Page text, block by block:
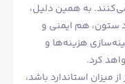
به همین دلیل،
ستون، هم ایمنی و
هزینه‌ها و
کرد.
میزان استاندارد باشد،